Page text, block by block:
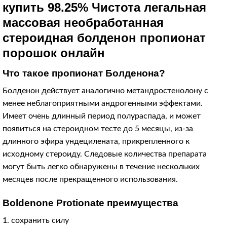
купить 98.25% Чистота легальная
массовая необработанная
стероидная болденон пропионат
порошок онлайн
Что такое пропионат Болденона?
Болденон действует аналогично метандростенолону с
менее неблагоприятными андрогенными эффектами.
Имеет очень длинный период полураспада, и может
появиться на стероидном тесте до 5 месяцы, из-за
длинного эфира ундецилената, прикрепленного к
исходному стероиду. Следовые количества препарата
могут быть легко обнаружены в течение нескольких
месяцев после прекращенного использования.
Boldenone Protionate преимущества
1. сохранить силу